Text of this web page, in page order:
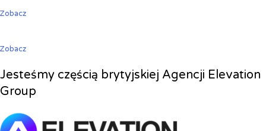
Zobacz
Zobacz
Jesteśmy częścią brytyjskiej Agencji Elevation
Group